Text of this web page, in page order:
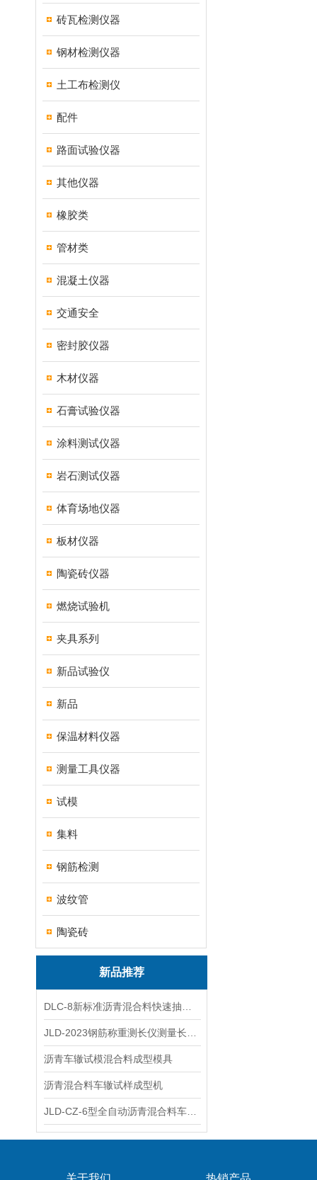
砖瓦检测仪器
钢材检测仪器
土工布检测仪
配件
路面试验仪器
其他仪器
橡胶类
管材类
混凝土仪器
交通安全
密封胶仪器
木材仪器
石膏试验仪器
涂料测试仪器
岩石测试仪器
体育场地仪器
板材仪器
陶瓷砖仪器
燃烧试验机
夹具系列
新品试验仪
新品
保温材料仪器
测量工具仪器
试模
集料
钢筋检测
波纹管
陶瓷砖
新品推荐
沥青车辙试模混合料成型模具
沥青混合料车辙试样成型机